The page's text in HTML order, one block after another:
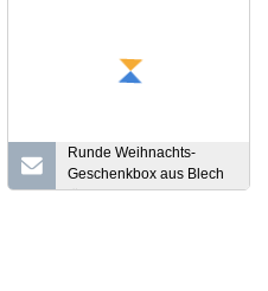
Runde Weihnachts-
Geschenkbox aus Blech
für Werbe-